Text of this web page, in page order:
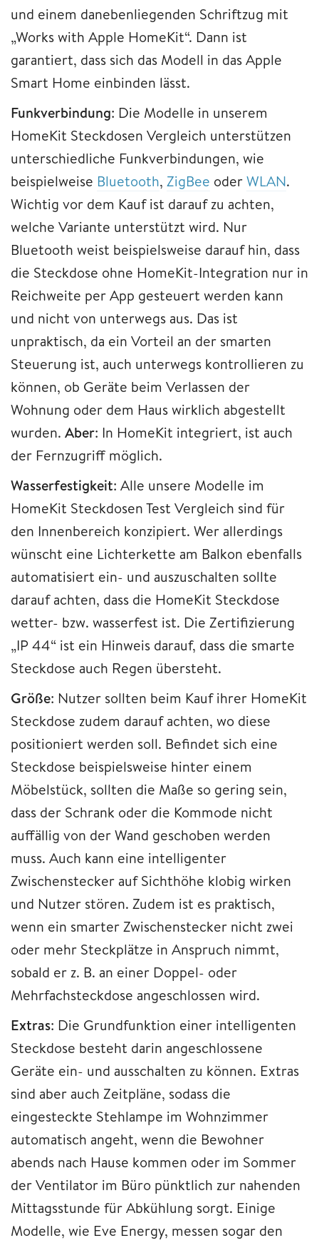
und einem danebenliegenden Schriftzug mit
„Works with Apple HomeKit“. Dann ist
garantiert, dass sich das Modell in das Apple
Smart Home einbinden lässt.
Funkverbindung: Die Modelle in unserem
HomeKit Steckdosen Vergleich unterstützen
unterschiedliche Funkverbindungen, wie
beispielweise Bluetooth, ZigBee oderWLAN.
Wichtig vor dem Kauf ist darauf zu achten,
welche Variante unterstützt wird. Nur
Bluetooth weist beispielsweise darauf hin, dass
die Steckdose ohne HomeKit-Integration nur in
Reichweite per App gesteuert werden kann
und nicht von unterwegs aus. Das ist
unpraktisch, da ein Vorteil an der smarten
Steuerung ist, auch unterwegs kontrollieren zu
können, ob Geräte beim Verlassen der
Wohnung oder dem Haus wirklich abgestellt
wurden. Aber: In HomeKit integriert, ist auch
der Fernzugriff möglich.
Wasserfestigkeit: Alle unsere Modelle im
HomeKit Steckdosen Test Vergleich sind für
den Innenbereich konzipiert. Wer allerdings
wünscht eine Lichterkette am Balkon ebenfalls
automatisiert ein- und auszuschalten sollte
darauf achten, dass die HomeKit Steckdose
wetter- bzw. wasserfest ist. Die Zertifizierung
„IP 44“ ist ein Hinweis darauf, dass die smarte
Steckdose auch Regen übersteht.
Größe: Nutzer sollten beim Kauf ihrer HomeKit
Steckdose zudem darauf achten, wo diese
positioniert werden soll. Befindet sich eine
Steckdose beispielsweise hinter einem
Möbelstück, sollten die Maße so gering sein,
dass der Schrank oder die Kommode nicht
auffällig von der Wand geschoben werden
muss. Auch kann eine intelligenter
Zwischenstecker auf Sichthöhe klobig wirken
und Nutzer stören. Zudem ist es praktisch,
wenn ein smarter Zwischenstecker nicht zwei
oder mehr Steckplätze in Anspruch nimmt,
sobald er z. B. an einer Doppel- oder
Mehrfachsteckdose angeschlossen wird.
Extras: Die Grundfunktion einer intelligenten
Steckdose besteht darin angeschlossene
Geräte ein- und ausschalten zu können. Extras
sind aber auch Zeitpläne, sodass die
eingesteckte Stehlampe im Wohnzimmer
automatisch angeht, wenn die Bewohner
abends nach Hause kommen oder im Sommer
der Ventilator im Büro pünktlich zur nahenden
Mittagsstunde für Abkühlung sorgt. Einige
Modelle, wie Eve Energy, messen sogar den